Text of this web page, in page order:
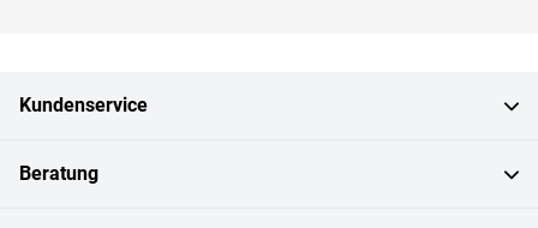
Kundenservice
Beratung